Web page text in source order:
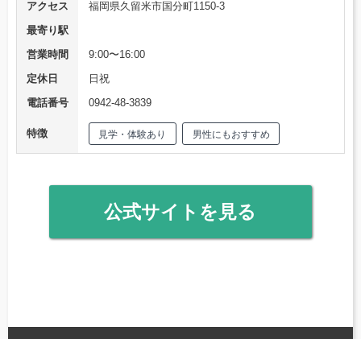
アクセス
福岡県久留米市国分町1150-3
最寄り駅
営業時間
9:00〜16:00
定休日
日祝
電話番号
0942-48-3839
特徴 見学・体験あり 男性にもおすすめ
公式サイトを見る